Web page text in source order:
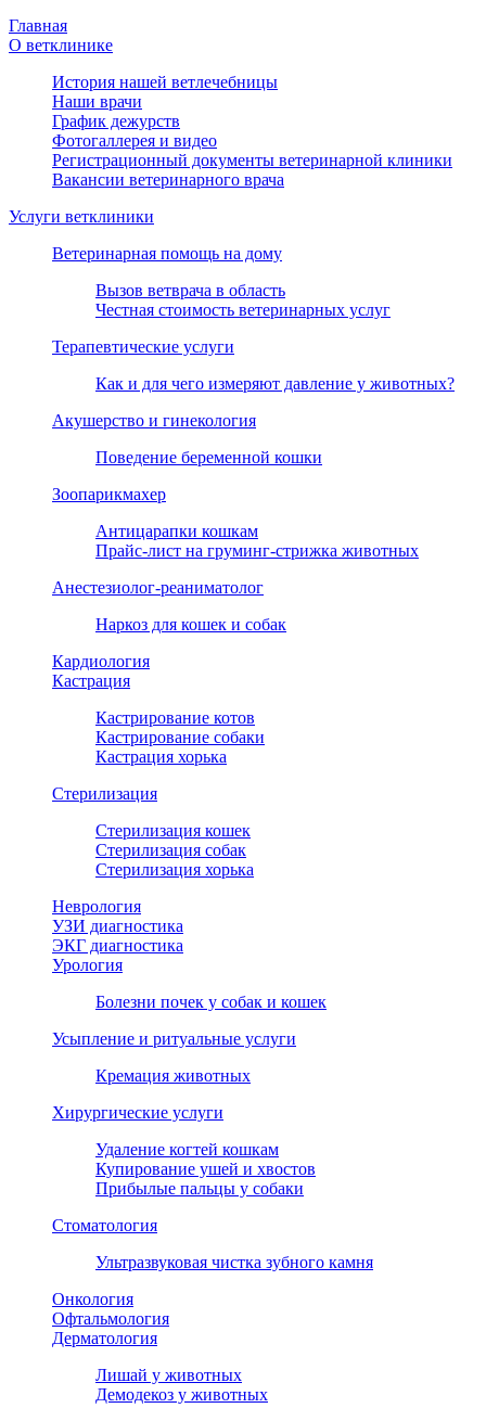
Главная
О ветклинике
История нашей ветлечебницы
Наши врачи
График дежурств
Фотогаллерея и видео
Регистрационный документы ветеринарной клиники
Вакансии ветеринарного врача
Услуги ветклиники
Ветеринарная помощь на дому
Вызов ветврача в область
Честная стоимость ветеринарных услуг
Терапевтические услуги
Как и для чего измеряют давление у животных?
Акушерство и гинекология
Поведение беременной кошки
Зоопарикмахер
Антицарапки кошкам
Прайс-лист на груминг-стрижка животных
Анестезиолог-реаниматолог
Наркоз для кошек и собак
Кардиология
Кастрация
Кастрирование котов
Кастрирование собаки
Кастрация хорька
Стерилизация
Стерилизация кошек
Стерилизация собак
Стерилизация хорька
Неврология
УЗИ диагностика
ЭКГ диагностика
Урология
Болезни почек у собак и кошек
Усыпление и ритуальные услуги
Кремация животных
Хирургические услуги
Удаление когтей кошкам
Купирование ушей и хвостов
Прибылые пальцы у собаки
Стоматология
Ультразвуковая чистка зубного камня
Онкология
Офтальмология
Дерматология
Лишай у животных
Демодекоз у животных